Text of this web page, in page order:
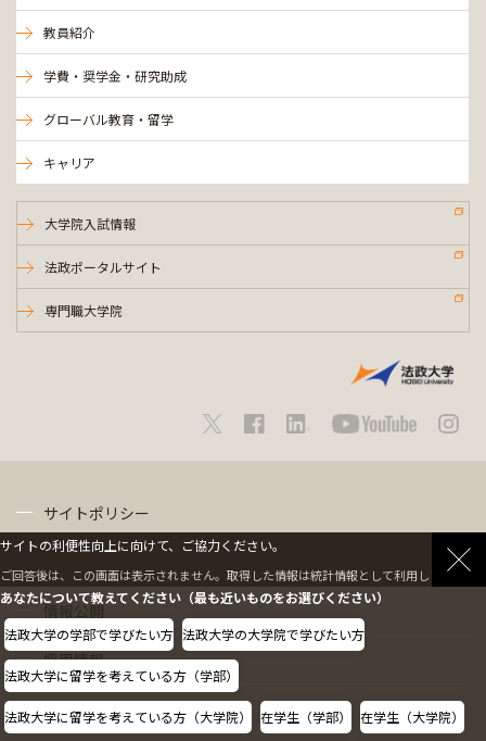
教員紹介
学費・奨学金・研究助成
グローバル教育・留学
キャリア
大学院入試情報
法政ポータルサイト
専門職大学院
サイトポリシー
情報公開
採用情報
教職員の方へ
サイトの利便性向上に向けて、ご協力ください。
ご回答後は、この画面は表示されません。取得した情報は統計情報として利用します。
あなたについて教えてください（最も近いものをお選びください）
法政大学の学部で学びたい方 法政大学の大学院で学びたい方
法政大学に留学を考えている方（学部）
法政大学に留学を考えている方（大学院） 在学生（学部） 在学生（大学院）